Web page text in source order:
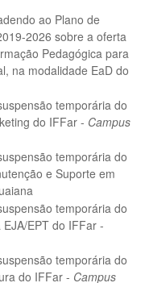
ao Plano de
2026 sobre a oferta
Pedagógica para
na modalidade EaD do
temporária do
do IFFar - Campus
temporária do
e Suporte em
temporária do
EPT do IFFar -
temporária do
do IFFar - Campus